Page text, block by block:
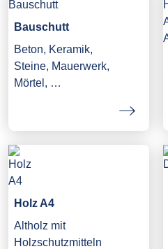
Bauschutt
Beton, Keramik,
Steine, Mauerwerk,
Mörtel, …
Holz A4
Altholz mit
Holzschutzmitteln